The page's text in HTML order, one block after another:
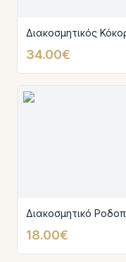
Διακοσμητικός
34.00€
Διακοσμητικό
18.00€